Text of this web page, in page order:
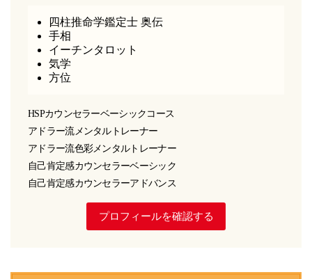
四柱推命学鑑定士 奥伝
手相
イーチンタロット
気学
方位
HSPカウンセラーベーシックコース
アドラー流メンタルトレーナー
アドラー流色彩メンタルトレーナー
自己肯定感カウンセラーベーシック
自己肯定感カウンセラーアドバンス
プロフィールを確認する